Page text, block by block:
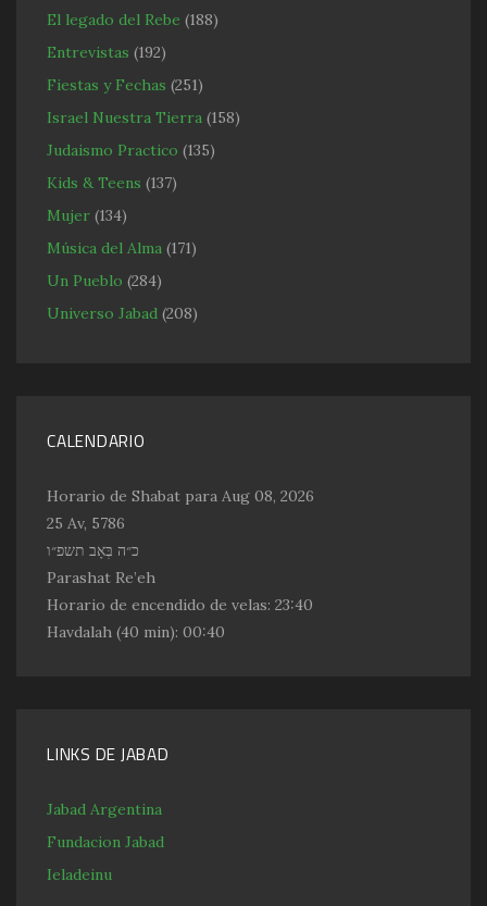
El legado del Rebe (188)
Entrevistas (192)
Fiestas y Fechas (251)
Israel Nuestra Tierra (158)
Judaismo Practico (135)
Kids & Teens (137)
Mujer (134)
Música del Alma (171)
Un Pueblo (284)
Universo Jabad (208)
CALENDARIO
Horario de Shabat para Aug 08, 2026
25 Av, 5786
כ״ה בְּאָב תשפ״ו
Parashat Re’eh
Horario de encendido de velas: 23:40
Havdalah (40 min): 00:40
LINKS DE JABAD
Jabad Argentina
Fundacion Jabad
Ieladeinu